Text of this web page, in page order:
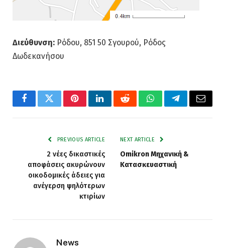
Διεύθυνση: Ρόδου, 851 50 Σγουρού, Ρόδος
Δωδεκανήσου
FacebookTwitterPinterestLinkedInRedditWhatsAppTelegramEmail
PREVIOUS ARTICLE
2 νέες δικαστικές
αποφάσεις ακυρώνουν
οικοδομικές άδειες για
ανέγερση ψηλότερων
κτιρίων
NEXT ARTICLE
Omikron Μηχανική &
Κατασκευαστική
News